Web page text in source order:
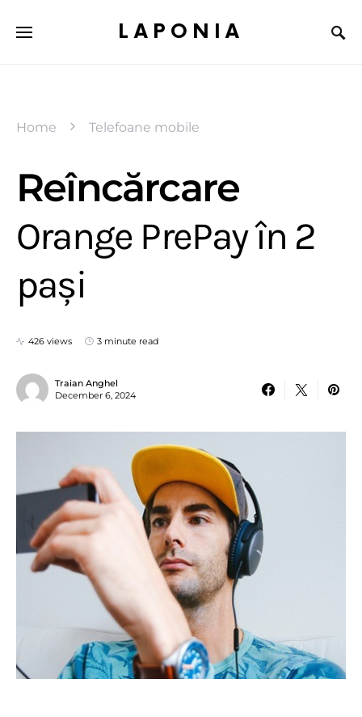
LAPONIA
Home Telefoane mobile
Reîncărcare
Orange PrePay în 2
pași
426 views 3 minute read
Traian Anghel
December 6, 2024